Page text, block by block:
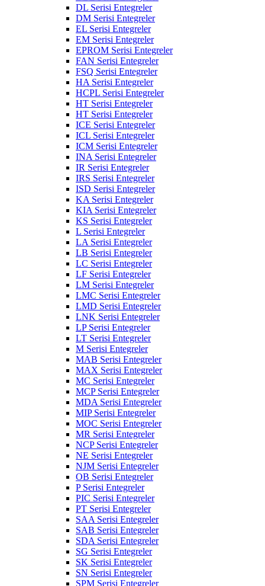
DL Serisi Entegreler
DM Serisi Entegreler
EL Serisi Entegreler
EM Serisi Entegreler
EPROM Serisi Entegreler
FAN Serisi Entegreler
FSQ Serisi Entegreler
HA Serisi Entegreler
HCPL Serisi Entegreler
HT Serisi Entegreler
HT Serisi Entegreler
ICE Serisi Entegreler
ICL Serisi Entegreler
ICM Serisi Entegreler
INA Serisi Entegreler
IR Serisi Entegreler
IRS Serisi Entegreler
ISD Serisi Entegreler
KA Serisi Entegreler
KIA Serisi Entegreler
KS Serisi Entegreler
L Serisi Entegreler
LA Serisi Entegreler
LB Serisi Entegreler
LC Serisi Entegreler
LF Serisi Entegreler
LM Serisi Entegreler
LMC Serisi Entegreler
LMD Serisi Entegreler
LNK Serisi Entegreler
LP Serisi Entegreler
LT Serisi Entegreler
M Serisi Entegreler
MAB Serisi Entegreler
MAX Serisi Entegreler
MC Serisi Entegreler
MCP Serisi Entegreler
MDA Serisi Entegreler
MIP Serisi Entegreler
MOC Serisi Entegreler
MR Serisi Entegreler
NCP Serisi Entegreler
NE Serisi Entegreler
NJM Serisi Entegreler
OB Serisi Entegreler
P Serisi Entegreler
PIC Serisi Entegreler
PT Serisi Entegreler
SAA Serisi Entegreler
SAB Serisi Entegreler
SDA Serisi Entegreler
SG Serisi Entegreler
SK Serisi Entegreler
SN Serisi Entegreler
SPM Serisi Entegreler